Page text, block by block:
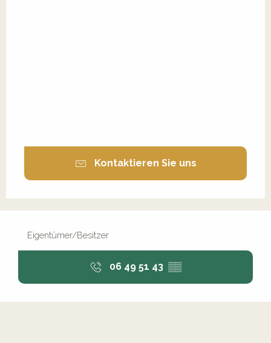
Kontaktieren Sie uns
Eigentümer/Besitzer
06 49 51 43 ▒▒